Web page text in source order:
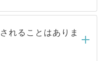
以内にはご連絡をせて
ばらくお待ちくださ
り扱っている求人の
イトからご覧いただ
です。非公開求人は
一般には公開してい
れることはありま